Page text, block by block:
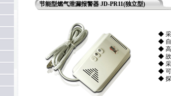
节能型燃气泄漏报警器 JD-PR11(独立型)
◆ 采
◆ 自
◆ 高
◆ 故
◆ 采
◆ 可
◆ 探